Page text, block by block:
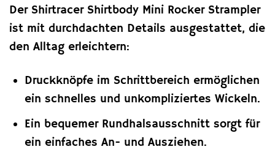
Der Shirtracer Shirtbody Mini Rocker Strampler
ist mit durchdachten Details ausgestattet, die
den Alltag erleichtern:
Druckknöpfe im Schrittbereich ermöglichen
ein schnelles und unkompliziertes Wickeln.
Ein bequemer Rundhalsausschnitt sorgt für
ein einfaches An- und Ausziehen.